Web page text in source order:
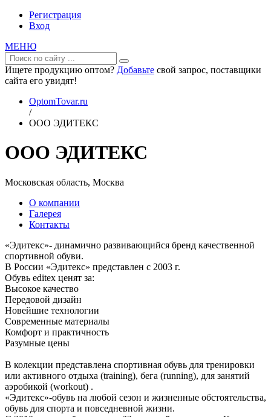
Регистрация
Вход
МЕНЮ
Ищете продукцию оптом? Добавьте свой запрос, поставщики
сайта его увидят!
OptomTovar.ru
/
ООО ЭДИТЕКС
ООО ЭДИТЕКС
Московская область, Москва
О компании
Галерея
Контакты
«Эдитекс»- динамично развивающийся бренд качественной
спортивной обуви.
В России «Эдитекс» представлен с 2003 г.
Обувь editex ценят за:
Высокое качество
Передовой дизайн
Новейшие технологии
Современные материалы
Комфорт и практичность
Разумные цены
В колекции представлена спортивная обувь для тренировки
или активного отдыха (training), бега (running), для занятий
аэробикой (workout) .
«Эдитекс»-обувь на любой сезон и жизненные обстоятельства,
обувь для спорта и повседневной жизни.